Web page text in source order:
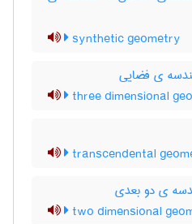
synthetic geometry
ی فضایی
three dimensional
transcendental
ی دو بعدی
two dimensional